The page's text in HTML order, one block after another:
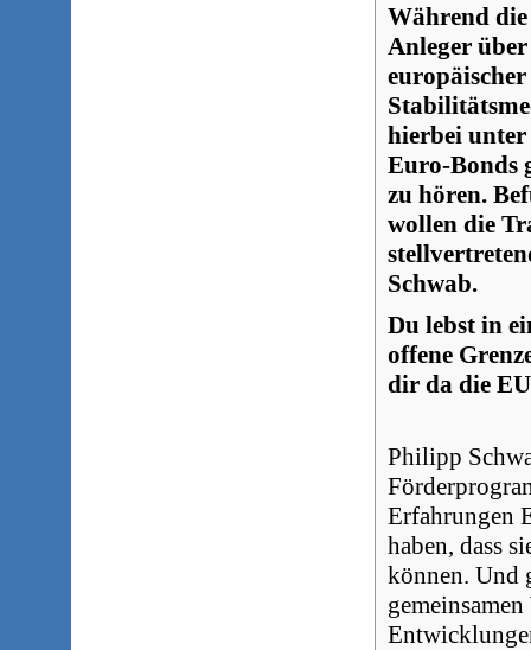
Während
Anleger
hierbei
Euro-Bonds
zu hören.
wollen die
Schwab.
Du lebst in
offene
dir da die
Philipp
Erfahrungen
haben, dass
können. Und